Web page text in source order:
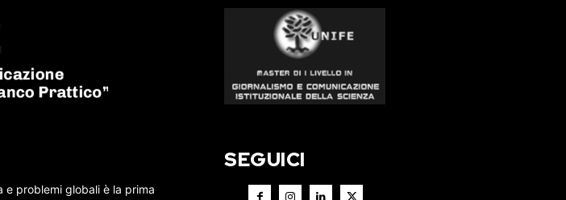
e problemi globali è la prima
SEGUICI